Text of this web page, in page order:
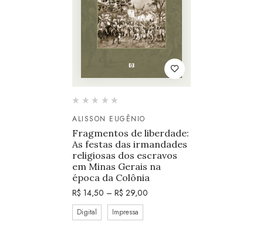
ALISSON EUGÊNIO
Fragmentos de liberdade:
As festas das irmandades
religiosas dos escravos
em Minas Gerais na
época da Colônia
R$ 14,50 – R$ 29,00
Digital Impressa